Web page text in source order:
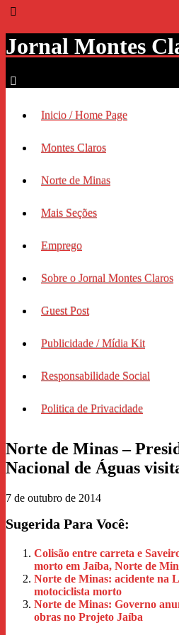
Jornal Montes
Inicio / Home Page
Montes Claros
Norte de Minas
Mais Seções
Emprego
Sobre o Jornal Montes Claros
Guest Post
Publicidade / Mídia Kit
Responsabilidade Social
Politica de Privacidade
Norte de Minas –
Nacional de Águas
7 de outubro de 2014
Sugerida Para Você:
Colisão entre carreta e
morto em Jaíba, Norte de
Norte de Minas: acidente na
motociclista morto
Norte de Minas: Governo
obras no Projeto Jaíba